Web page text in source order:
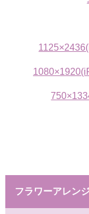
フラワーアレン